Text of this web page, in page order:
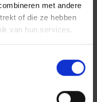
met andere
of die ze hebben
van hun services.